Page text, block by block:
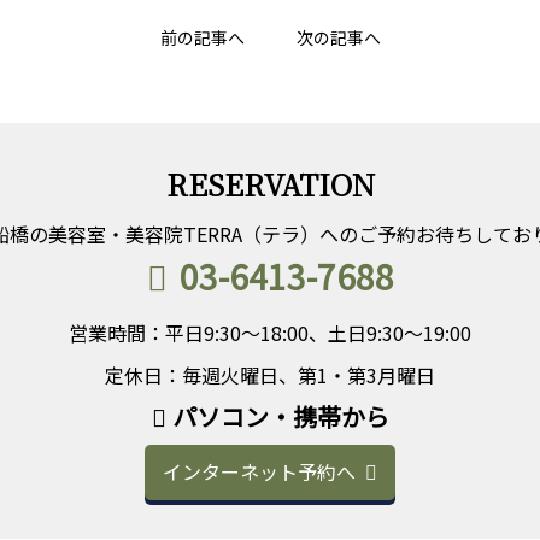
前の記事へ 次の記事へ
RESERVATION
橋の美容室・美容院TERRA（テラ）へのご予約お待ちしてお
03-6413-7688
営業時間：平日9:30～18:00、土日9:30～19:00
定休日：毎週火曜日、第1・第3月曜日
パソコン・携帯から
インターネット予約へ